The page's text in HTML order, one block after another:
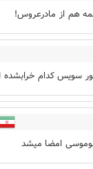
هم از مادرعروس!
سویس کدام
بوموسی امضا میشد